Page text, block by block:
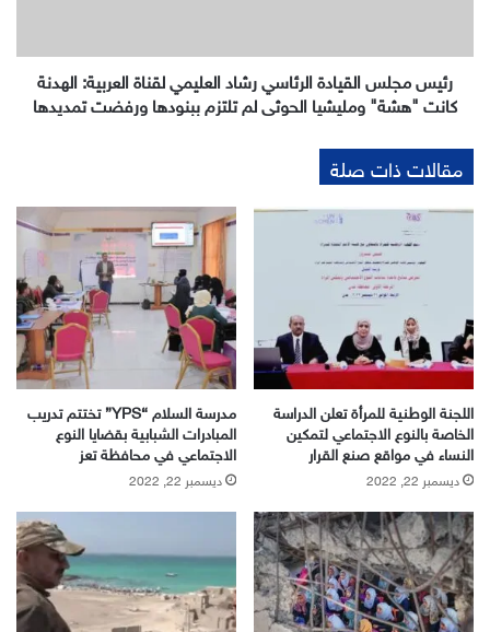
الهدنة
كانت
"هشة"
الحوثي
لم
تلتزم
ببنودها
رئيس مجلس القيادة الرئاسي رشاد العليمي لقناة العربية: الهدنة
كانت "هشة" ومليشيا الحوثي لم تلتزم ببنودها ورفضت تمديدها
مقالات ذات صلة
اللجنة الوطنية للمرأة تعلن الدراسة
الخاصة بالنوع الاجتماعي لتمكين
النساء في مواقع صنع القرار
ديسمبر 22, 2022
مدرسة السلام “YPS” تختتم تدريب
المبادرات الشبابية بقضايا النوع
الاجتماعي في محافظة تعز
ديسمبر 22, 2022